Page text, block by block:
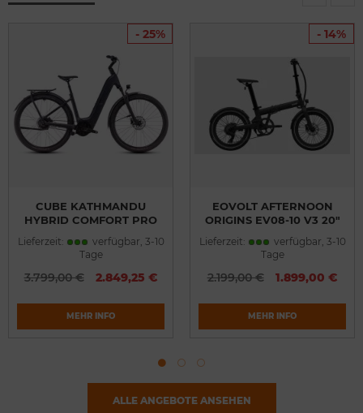
CUBE KATHMANDU
HYBRID COMFORT PRO
EASY ENTRY 62 CM 2025
Lieferzeit:
verfügbar, 3-10
Tage
3.799,00 € 2.849,25 €
- 25%
MEHR INFO
EOVOLT AFTERNOON
ORIGINS EV08-10 V3 20"
Lieferzeit:
verfügbar, 3-10
Tage
2.199,00 € 1.899,00 €
- 14%
MEHR INFO
ALLE ANGEBOTE ANSEHEN